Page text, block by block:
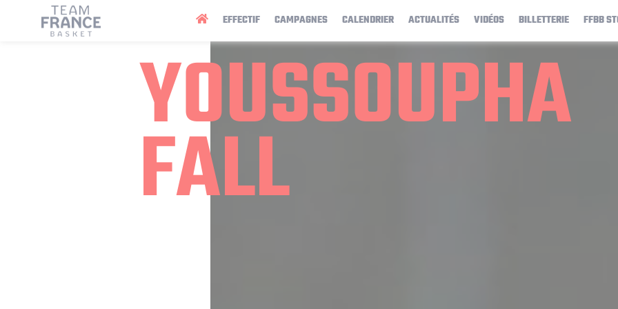
EFFECTIF CAMPAGNES CALENDRIER ACTUALITÉS VIDÉOS BILLETTERIE FFBB
YOUSSOUPHA
FALL
Panneau de gestion des cookies